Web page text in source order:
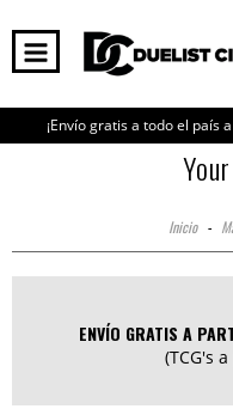
¡Envío gratis a todo el país
Inicio -
ENVÍO GRATIS A
(TCG's